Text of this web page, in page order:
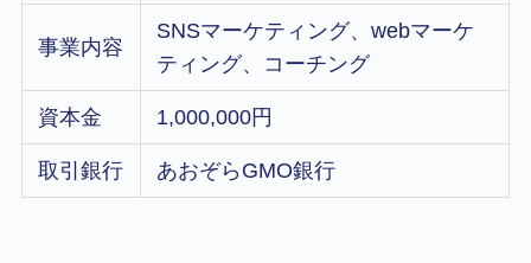
事業内容
SNSマーケティング、webマーケ
ティング、コーチング
資本金 1,000,000円
取引銀行 あおぞらGMO銀行